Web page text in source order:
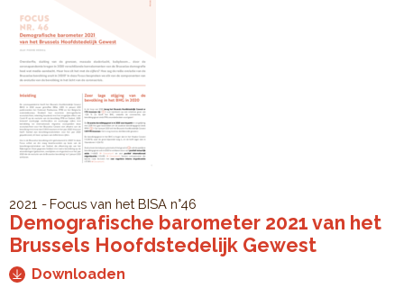
2021 Focus van het BISA n°46
Demografische barometer 2021 van het
Brussels Hoofdstedelijk Gewest
Downloaden